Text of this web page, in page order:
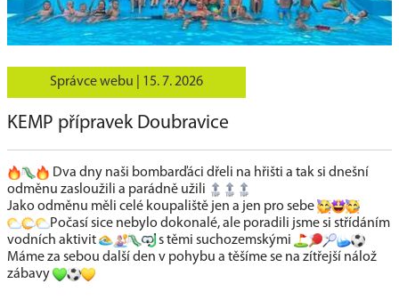
Správce webu | 15. 7. 2026
KEMP přípravek Doubravice
Dva dny naši bombarďáci dřeli na hřišti a tak si dnešní
odměnu zasloužili a parádně užili
Jako odměnu měli celé koupaliště jen a jen pro sebe
Počasí sice nebylo dokonalé, ale poradili jsme si střídáním
vodních aktivit
s těmi suchozemskými
Máme za sebou další den v pohybu a těšíme se na zítřejší nálož
zábavy